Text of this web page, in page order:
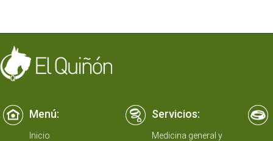
Menú: Servicios:
Inicio
Medicina general y